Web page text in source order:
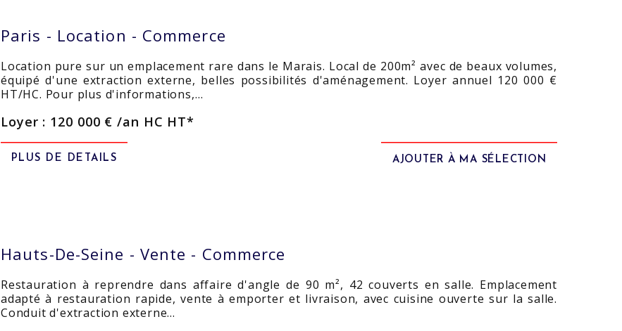
Paris - Location - Commerce
Location pure sur un emplacement rare dans le Marais. Local de 200m² avec de beaux volumes,
équipé d'une extraction externe, belles possibilités d'aménagement. Loyer annuel 120 000 €
HT/HC. Pour plus d'informations,…
Loyer : 120 000 € /an HC HT*
PLUS DE DETAILS AJOUTER À MA SÉLECTION
Hauts-De-Seine - Vente - Commerce
Restauration à reprendre dans affaire d'angle de 90 m², 42 couverts en salle. Emplacement
adapté à restauration rapide, vente à emporter et livraison, avec cuisine ouverte sur la salle.
Conduit d'extraction externe…